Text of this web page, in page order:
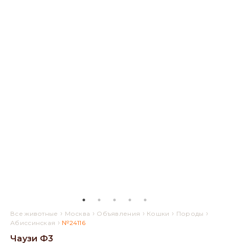
Все животные › Москва › Объявления › Кошки › Породы ›
Абиссинская › №24116
Чаузи Ф3